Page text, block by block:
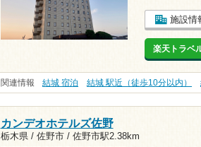
施設情
楽天トラベ
関連情報 結城 宿泊 結城 駅近（徒歩10分以内）
カンデオホテルズ佐野
栃木県 / 佐野市 / 佐野市駅2.38km